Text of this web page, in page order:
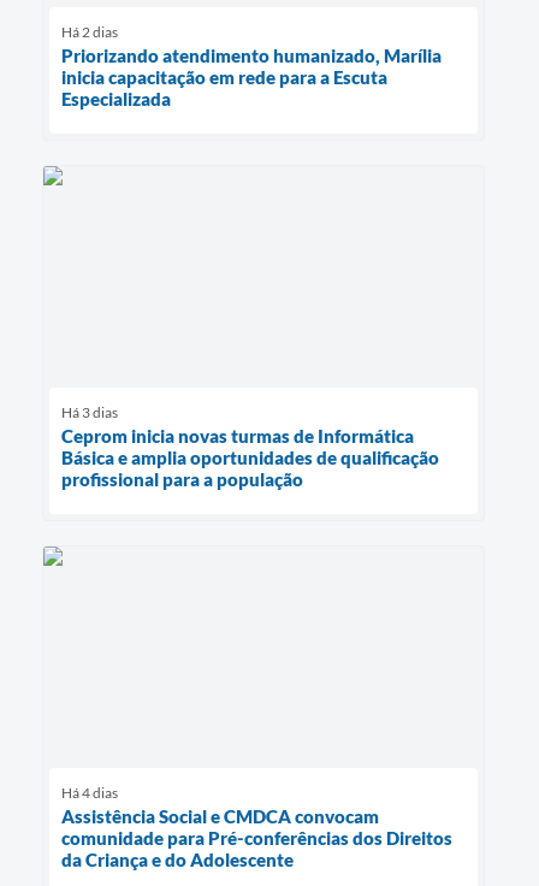
Há 2 dias
Priorizando atendimento humanizado, Marília
inicia capacitação em rede para a Escuta
Especializada
Há 3 dias
Ceprom inicia novas turmas de Informática
Básica e amplia oportunidades de qualificação
profissional para a população
Há 4 dias
Assistência Social e CMDCA convocam
comunidade para Pré-conferências dos Direitos
da Criança e do Adolescente